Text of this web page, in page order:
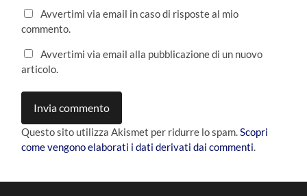
Avvertimi via email in caso di risposte al mio
commento.
Avvertimi via email alla pubblicazione di un nuovo
articolo.
Questo sito utilizza Akismet per ridurre lo spam.Scopri
come vengono elaborati i dati derivati dai commenti.